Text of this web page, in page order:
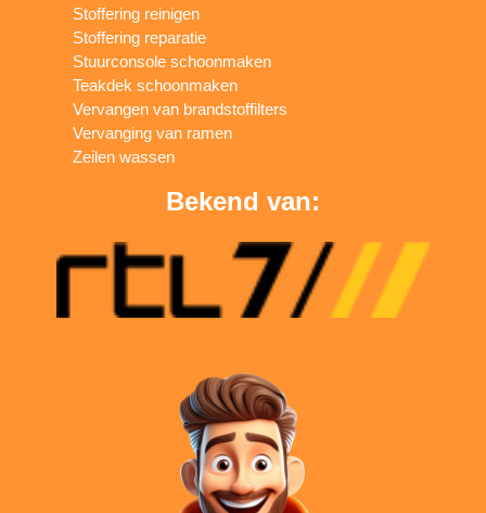
Stoffering reinigen
Stoffering reparatie
Stuurconsole schoonmaken
Teakdek schoonmaken
Vervangen van brandstoffilters
Vervanging van ramen
Zeilen wassen
Bekend van: